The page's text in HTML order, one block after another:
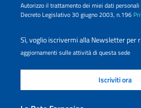
Autorizzo il trattamento dei miei dati personali
Decreto Legislativo 30 giugno 2003, n.196
Sì, voglio iscrivermi alla Newsletter per
aggiornamenti sulle attività di questa sede